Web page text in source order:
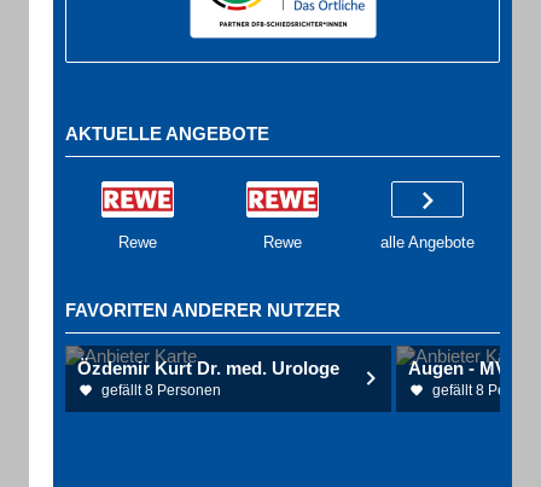
AKTUELLE ANGEBOTE
Rewe Rewe alle Angebote
FAVORITEN ANDERER NUTZER
Özdemir Kurt Dr. med. Urologe
gefällt 8 Personen gefällt 8